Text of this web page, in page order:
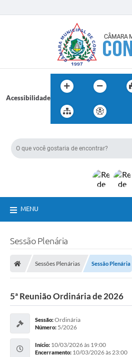
Acessibilidade
MENU
Sessão Plenária
Sessões Plenárias Sessão Plenária
5ª Reunião Ordinária de 2026
Sessão:Ordinária
Número: 5/2026
Início: 10/03/2026 às 19:00
Encerramento: 10/03/2026 às 23:00